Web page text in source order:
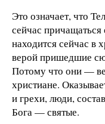
Это означает, что
сейчас причащаться
находится сейчас в
верой пришедшие
Потому что они —
христиане.
и грехи, люди,
Бога — святые.